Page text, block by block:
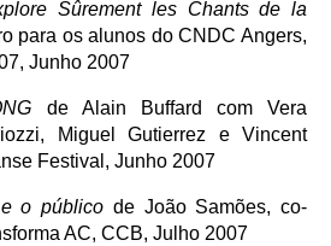
Sûrement les Chants de la
para os alunos do CNDC Angers,
Junho 2007
de Alain Buffard com Vera
Miguel Gutierrez e Vincent
Festival, Junho 2007
o público de João Samões, co-
AC, CCB, Julho 2007